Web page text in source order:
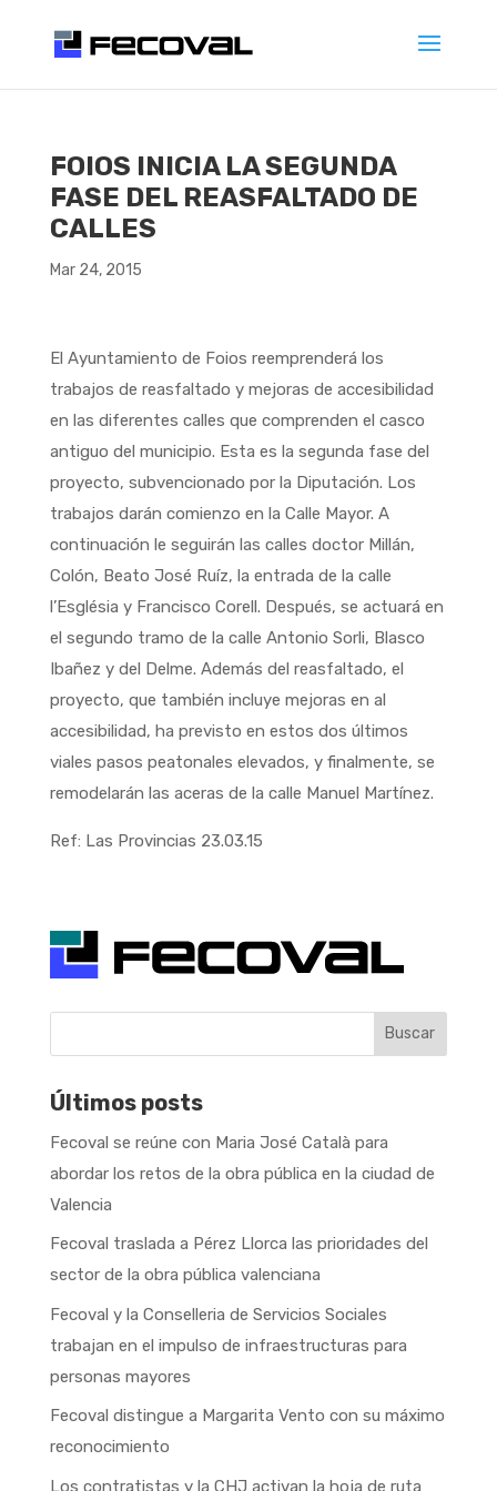
FOIOS INICIA LA SEGUNDA
FASE DEL REASFALTADO DE
CALLES
Mar 24, 2015
El Ayuntamiento de Foios reemprenderá los
trabajos de reasfaltado y mejoras de accesibilidad
en las diferentes calles que comprenden el casco
antiguo del municipio. Esta es la segunda fase del
proyecto, subvencionado por la Diputación. Los
trabajos darán comienzo en la Calle Mayor. A
continuación le seguirán las calles doctor Millán,
Colón, Beato José Ruíz, la entrada de la calle
l’Església y Francisco Corell. Después, se actuará en
el segundo tramo de la calle Antonio Sorli, Blasco
Ibañez y del Delme. Además del reasfaltado, el
proyecto, que también incluye mejoras en al
accesibilidad, ha previsto en estos dos últimos
viales pasos peatonales elevados, y finalmente, se
remodelarán las aceras de la calle Manuel Martínez.
Ref: Las Provincias 23.03.15
Buscar
Últimos posts
Fecoval se reúne con Maria José Català para
abordar los retos de la obra pública en la ciudad de
Valencia
Fecoval traslada a Pérez Llorca las prioridades del
sector de la obra pública valenciana
Fecoval y la Conselleria de Servicios Sociales
trabajan en el impulso de infraestructuras para
personas mayores
Fecoval distingue a Margarita Vento con su máximo
reconocimiento
Los contratistas y la CHJ activan la hoja de ruta